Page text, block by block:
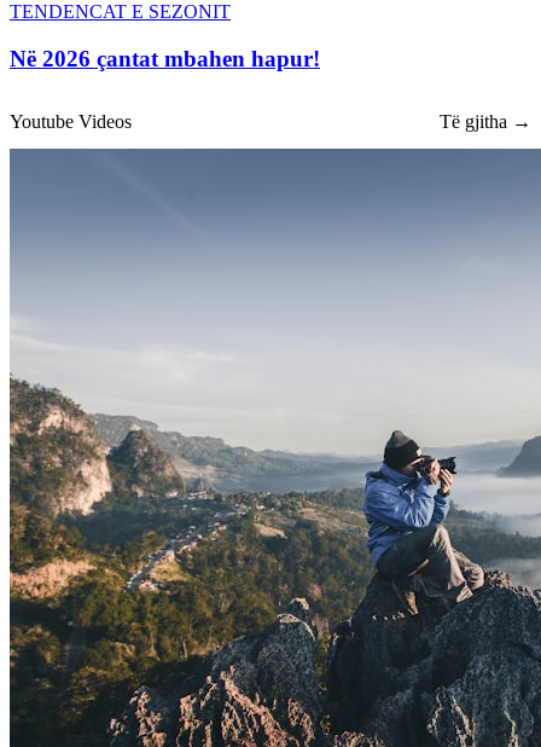
TENDENCAT E SEZONIT
Në 2026 çantat mbahen hapur!
Youtube Videos Të gjitha →